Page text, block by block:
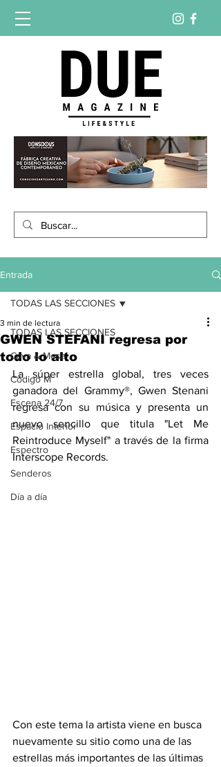
Entrada
TODAS LAS SECCIONES
Cava & Mesa
Código M
Escena 24/7
Espacio Interior
Espectro
Senderos
Día a día
TODAS LAS SECCIONES
GWEN STEFANI regresa por
todo lo alto
3 min de lectura
La súper estrella global, tres veces
ganadora del Grammy®, Gwen Stenani
regresa con su música y presenta un
nuevo sencillo que titula "Let Me
Reintroduce Myself" a través de la firma
Interscope Records.
Con este tema la artista viene en busca
nuevamente su sitio como una de las
estrellas más importantes de las últimas